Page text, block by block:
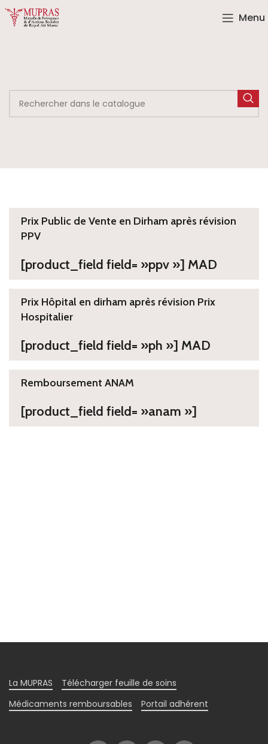
Menu
Prix Public de Vente en Dirham après révision
PPV
[product_field field= »ppv »] MAD
Prix Hôpital en dirham après révision Prix
Hospitalier
[product_field field= »ph »] MAD
Remboursement ANAM
[product_field field= »anam »]
La MUPRAS
Télécharger feuille de soins
Médicaments remboursables
Portail adhérent